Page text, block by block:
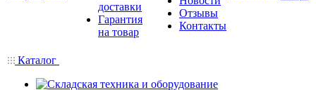
доставки
Гарантия
на товар
Отзывы
Контакты
Каталог